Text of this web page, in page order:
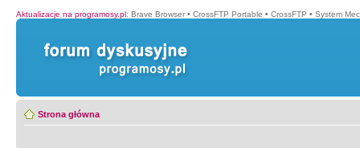
Aktualizacje na programosy.pl: Brave Browser • CrossFTP Portable • CrossFTP • System
Strona główna